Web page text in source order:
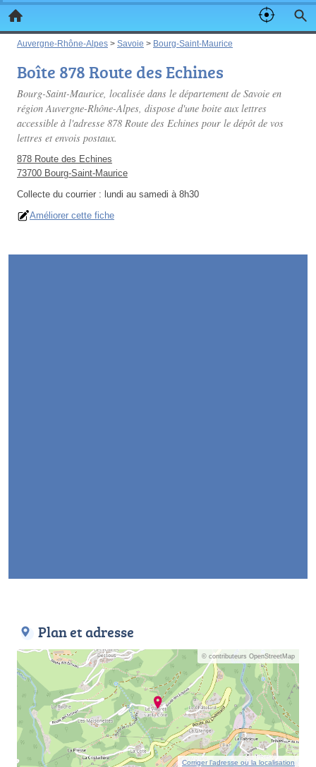
Auvergne-Rhône-Alpes > Savoie > Bourg-Saint-Maurice
Boîte 878 Route des Echines
Bourg-Saint-Maurice, localisée dans le département de Savoie en
région Auvergne-Rhône-Alpes, dispose d'une boite aux lettres
accessible à l'adresse 878 Route des Echines pour le dépôt de vos
lettres et envois postaux.
878 Route des Echines
73700 Bourg-Saint-Maurice
Collecte du courrier : lundi au samedi à 8h30
Améliorer cette fiche
Plan et adresse
© contributeurs OpenStreetMap
Corriger l’adresse ou la localisation